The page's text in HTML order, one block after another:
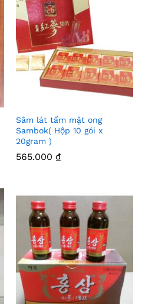
Thê
Thíc
h
Sâm lát tẩm mật ong
Sambok( Hộp 10 gói x
20gram )
565.000 ₫